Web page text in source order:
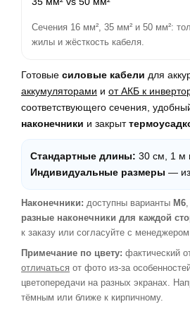
Сечения 16 мм², 35 мм² и 50 мм²:
жилы и жёсткость кабеля.
Готовые силовые кабели для
аккумуляторами и от АКБ к
соответствующего сечения,
наконечники и закрыт
Стандартные длины: 30 см, 1 м
Индивидуальные размеры —
Наконечники: доступны варианты M6,
разные наконечники для каждой
к заказу или согласуйте с
Примечание по цвету: фактический
отличаться от фото из-за
цветопередачи на разных экранах.
тёмным или ближе к кирпичному.